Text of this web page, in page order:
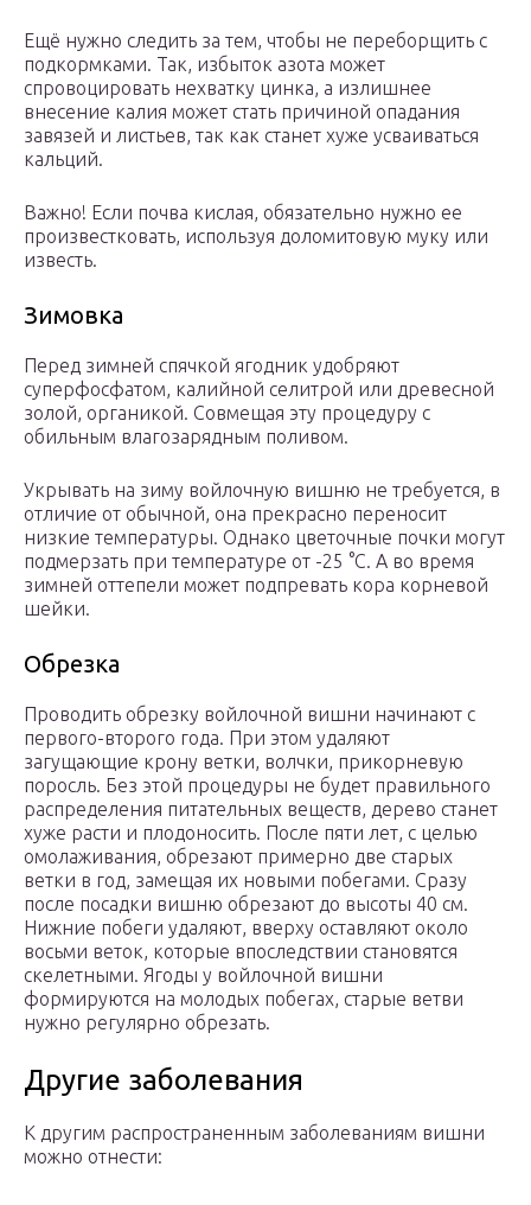
Ещё нужно следить за тем, чтобы не переборщить с
подкормками. Так, избыток азота может
спровоцировать нехватку цинка, а излишнее
внесение калия может стать причиной опадания
завязей и листьев, так как станет хуже усваиваться
кальций.
Важно! Если почва кислая, обязательно нужно ее
произвестковать, используя доломитовую муку или
известь.
Зимовка
Перед зимней спячкой ягодник удобряют
суперфосфатом, калийной селитрой или древесной
золой, органикой. Совмещая эту процедуру с
обильным влагозарядным поливом.
Укрывать на зиму войлочную вишню не требуется, в
отличие от обычной, она прекрасно переносит
низкие температуры. Однако цветочные почки могут
подмерзать при температуре от -25 °С. А во время
зимней оттепели может подпревать кора корневой
шейки.
Обрезка
Проводить обрезку войлочной вишни начинают с
первого-второго года. При этом удаляют
загущающие крону ветки, волчки, прикорневую
поросль. Без этой процедуры не будет правильного
распределения питательных веществ, дерево станет
хуже расти и плодоносить. После пяти лет, с целью
омолаживания, обрезают примерно две старых
ветки в год, замещая их новыми побегами. Сразу
после посадки вишню обрезают до высоты 40 см.
Нижние побеги удаляют, вверху оставляют около
восьми веток, которые впоследствии становятся
скелетными. Ягоды у войлочной вишни
формируются на молодых побегах, старые ветви
нужно регулярно обрезать.
Другие заболевания
К другим распространенным заболеваниям вишни
можно отнести: